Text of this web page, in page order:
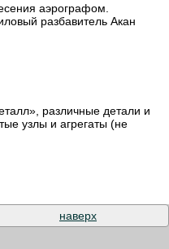
аэрографом.
разбавитель Акан
различные детали и
узлы и агрегаты (не
наверх